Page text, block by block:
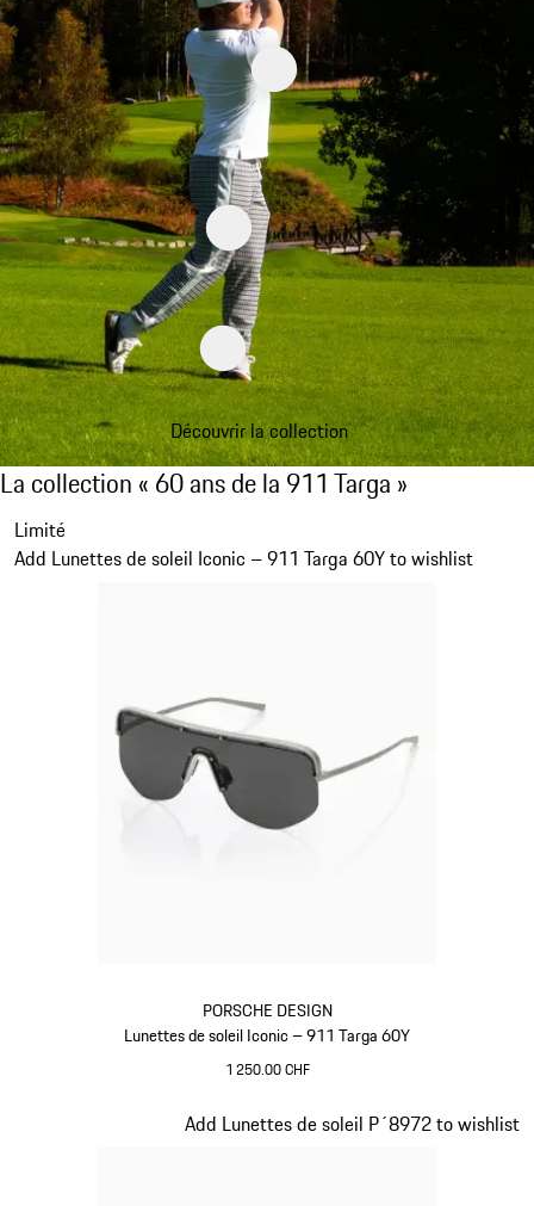
Découvrir la collection
La collection « 60 ans de la 911 Targa »
La collection « 60 ans de la 911 Targa »
PORSCHE DESIGN
Lunettes de soleil Iconic – 911 Targa 60Y
1 250.00 CHF
Limité
Add Lunettes de soleil Iconic – 911 Targa 60Y to wishlist
Diapositive 1 sur 20
Add Lunettes de soleil P´8972 to wishlist